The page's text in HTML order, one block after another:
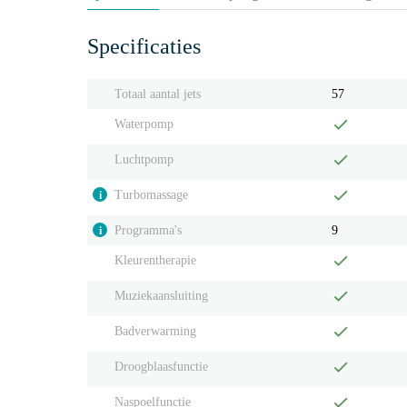
Specificaties
Totaal aantal jets 57
Waterpomp
Luchtpomp
i Turbomassage
i Programma's 9
Kleurentherapie
Muziekaansluiting
Badverwarming
Droogblaasfunctie
Naspoelfunctie